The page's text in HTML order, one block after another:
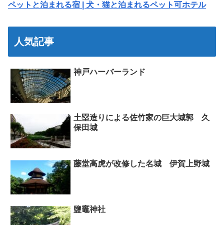
ペットと泊まれる宿 | 犬・猫と泊まれるペット可ホテル
人気記事
神戸ハーバーランド
土塁造りによる佐竹家の巨大城郭 久
保田城
藤堂高虎が改修した名城 伊賀上野城
鹽竈神社